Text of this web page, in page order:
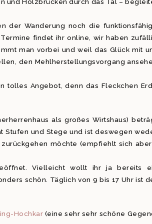
der Wanderung noch die
findet ihr online, wir haben
man vorbei und weil das Glück mit
den Mehlherstellungsvorgang
tolles Angebot, denn das Fleckchen
als großes Wirtshaus)
Stufen und Stege und ist deswegen
möchte (empfiehlt sich
Vielleicht wollt ihr ja bereits
schön. Täglich von 9 bis 17 Uhr ist
Hochkar (eine sehr sehr schöne